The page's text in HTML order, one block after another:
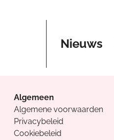
Nieuws
Algemeen
Algemene voorwaarden
Privacybeleid
Cookiebeleid